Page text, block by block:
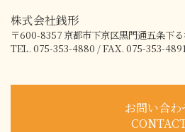
株式会社銭形
〒600-8357京都市下京区黒門通五条下
TEL. 075-353-4880 / FAX. 075-353-
お問い合わ